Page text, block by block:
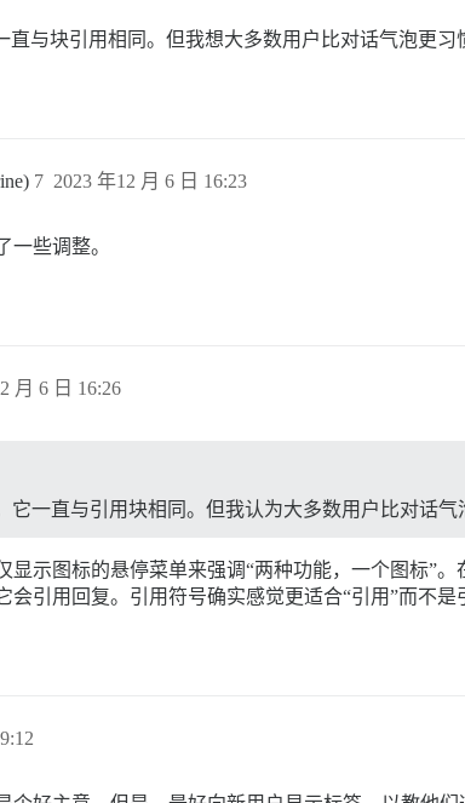
直与块引用相同。但我想大多数用户比对话气泡更
2023 年12 月 6 日 16:23
7
一些调整。
月 6 日 16:26
它一直与引用块相同。但我认为大多数用户比对话
显示图标的悬停菜单来强调“两种功能，一个图标”
会引用回复。引用符号确实感觉更适合“引用”而不是